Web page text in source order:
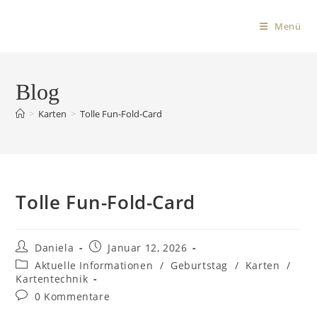
Menü
Blog
> Karten > Tolle Fun-Fold-Card
Tolle Fun-Fold-Card
Daniela
Januar 12, 2026
Aktuelle Informationen / Geburtstag / Karten /
Kartentechnik
0 Kommentare